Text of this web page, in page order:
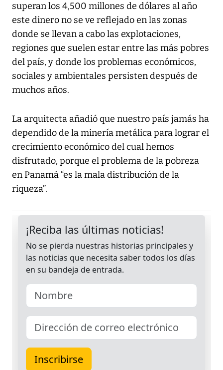
superan los 4,500 millones de dólares al año
este dinero no se ve reflejado en las zonas
donde se llevan a cabo las explotaciones,
regiones que suelen estar entre las más pobres
del país, y donde los problemas económicos,
sociales y ambientales persisten después de
muchos años.
La arquitecta añadió que nuestro país jamás ha
dependido de la minería metálica para lograr el
crecimiento económico del cual hemos
disfrutado, porque el problema de la pobreza
en Panamá “es la mala distribución de la
riqueza”.